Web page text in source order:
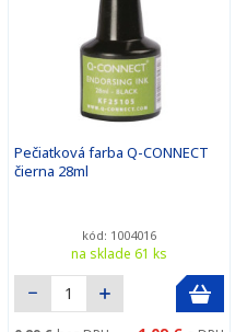
Pečiatková farba Q-CONNECT
čierna 28ml
kód: 1004016
na sklade 61 ks